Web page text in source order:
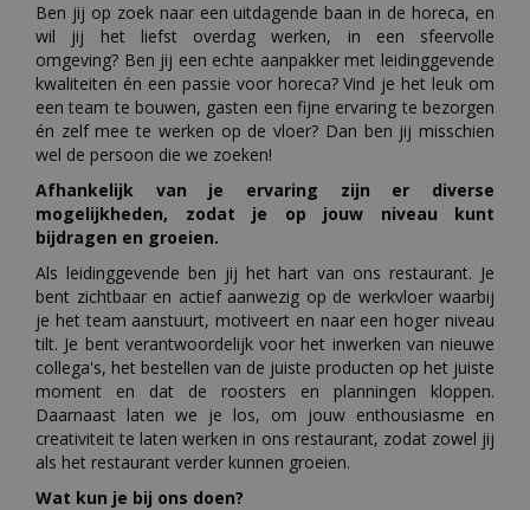
Ben jij op zoek naar een uitdagende baan in de horeca, en
wil jij het liefst overdag werken, in een sfeervolle
omgeving? Ben jij een echte aanpakker met leidinggevende
kwaliteiten én een passie voor horeca? Vind je het leuk om
een team te bouwen, gasten een fijne ervaring te bezorgen
én zelf mee te werken op de vloer? Dan ben jij misschien
wel de persoon die we zoeken!
Afhankelijk van je ervaring zijn er diverse
mogelijkheden, zodat je op jouw niveau kunt
bijdragen en groeien.
Als leidinggevende ben jij het hart van ons restaurant. Je
bent zichtbaar en actief aanwezig op de werkvloer waarbij
je het team aanstuurt, motiveert en naar een hoger niveau
tilt. Je bent verantwoordelijk voor het inwerken van nieuwe
collega's, het bestellen van de juiste producten op het juiste
moment en dat de roosters en planningen kloppen.
Daarnaast laten we je los, om jouw enthousiasme en
creativiteit te laten werken in ons restaurant, zodat zowel jij
als het restaurant verder kunnen groeien.
Wat kun je bij ons doen?